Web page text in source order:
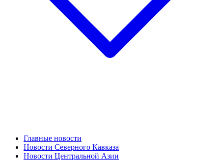
Главные новости
Новости Северного Кавказа
Новости Центральной Азии